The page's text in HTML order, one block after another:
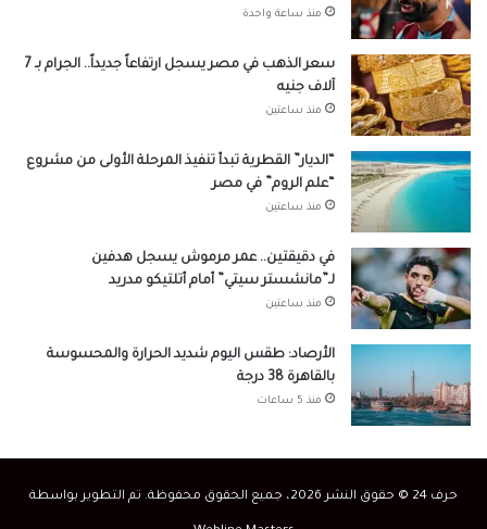
منذ ساعة واحدة
سعر الذهب في مصر يسجل ارتفاعاً جديداً.. الجرام بـ 7
آلاف جنيه
منذ ساعتين
“الديار” القطرية تبدأ تنفيذ المرحلة الأولى من مشروع
“علم الروم” في مصر
منذ ساعتين
في دقيقتين.. عمر مرموش يسجل هدفين
لـ”مانشستر سيتي” أمام أتلتيكو مدريد
منذ ساعتين
الأرصاد: طقس اليوم شديد الحرارة والمحسوسة
بالقاهرة 38 درجة
منذ 5 ساعات
حرف 24 © حقوق النشر 2026، جميع الحقوق محفوظة. تم التطوير بواسطة